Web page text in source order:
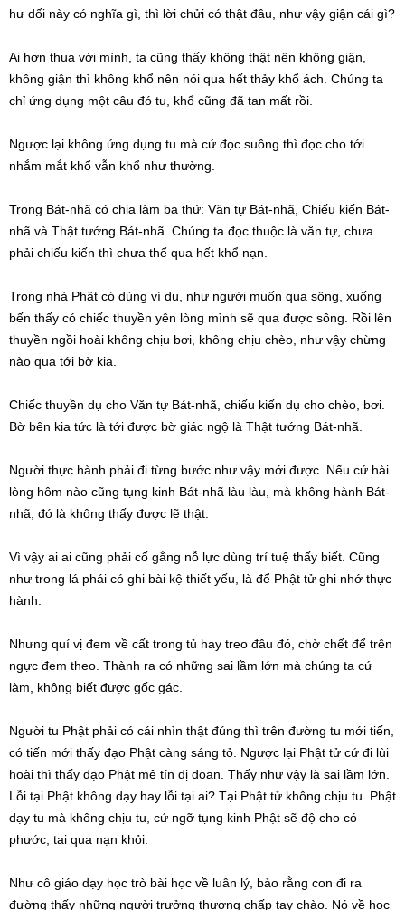
hư dối này có nghĩa gì, thì lời chửi có thật đâu, như vậy giận cái gì?
Ai hơn thua với mình, ta cũng thấy không thật nên không giận,
không giận thì không khổ nên nói qua hết thảy khổ ách. Chúng ta
chỉ ứng dụng một câu đó tu, khổ cũng đã tan mất rồi.
Ngược lại không ứng dụng tu mà cứ đọc suông thì đọc cho tới
nhắm mắt khổ vẫn khổ như thường.
Trong Bát-nhã có chia làm ba thứ: Văn tự Bát-nhã, Chiếu kiến Bát-
nhã và Thật tướng Bát-nhã. Chúng ta đọc thuộc là văn tự, chưa
phải chiếu kiến thì chưa thể qua hết khổ nạn.
Trong nhà Phật có dùng ví dụ, như người muốn qua sông, xuống
bến thấy có chiếc thuyền yên lòng mình sẽ qua được sông. Rồi lên
thuyền ngồi hoài không chịu bơi, không chịu chèo, như vậy chừng
nào qua tới bờ kia.
Chiếc thuyền dụ cho Văn tự Bát-nhã, chiếu kiến dụ cho chèo, bơi.
Bờ bên kia tức là tới được bờ giác ngộ là Thật tướng Bát-nhã.
Người thực hành phải đi từng bước như vậy mới được. Nếu cứ hài
lòng hôm nào cũng tụng kinh Bát-nhã làu làu, mà không hành Bát-
nhã, đó là không thấy được lẽ thật.
Vì vậy ai ai cũng phải cố gắng nỗ lực dùng trí tuệ thấy biết. Cũng
như trong lá phái có ghi bài kệ thiết yếu, là để Phật tử ghi nhớ thực
hành.
Nhưng quí vị đem về cất trong tủ hay treo đâu đó, chờ chết để trên
ngực đem theo. Thành ra có những sai lầm lớn mà chúng ta cứ
làm, không biết được gốc gác.
Người tu Phật phải có cái nhìn thật đúng thì trên đường tu mới tiến,
có tiến mới thấy đạo Phật càng sáng tỏ. Ngược lại Phật tử cứ đi lùi
hoài thì thấy đạo Phật mê tín dị đoan. Thấy như vậy là sai lầm lớn.
Lỗi tại Phật không dạy hay lỗi tại ai? Tại Phật tử không chịu tu. Phật
dạy tu mà không chịu tu, cứ ngỡ tụng kinh Phật sẽ độ cho có
phước, tai qua nạn khỏi.
Như cô giáo dạy học trò bài học về luân lý, bảo rằng con đi ra
đường thấy những người trưởng thượng chấp tay chào. Nó về học